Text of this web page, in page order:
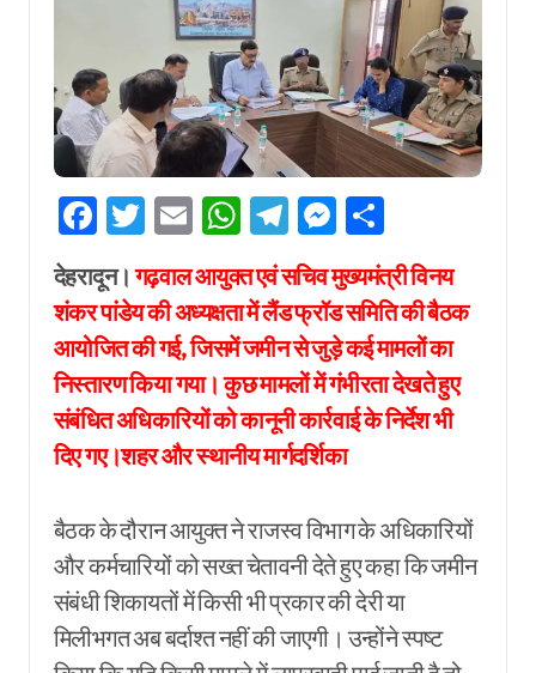
Facebook
Twitter
EmailWhatsApp
Telegram
Messenger
देहरादून।गढ़वाल आयुक्त एवं सचिव मुख्यमंत्री विनय
शंकर पांडेय की अध्यक्षता में लैंड फ्रॉड समिति की बैठक
आयोजित की गई, जिसमें जमीन से जुड़े कई मामलों का
निस्तारण किया गया। कुछ मामलों में गंभीरता देखते हुए
संबंधित अधिकारियों को कानूनी कार्रवाई के निर्देश भी
दिए गए।शहर और स्थानीय मार्गदर्शिका
बैठक के दौरान आयुक्त ने राजस्व विभाग के अधिकारियों
और कर्मचारियों को सख्त चेतावनी देते हुए कहा कि जमीन
संबंधी शिकायतों में किसी भी प्रकार की देरी या
मिलीभगत अब बर्दाश्त नहीं की जाएगी। उन्होंने स्पष्ट